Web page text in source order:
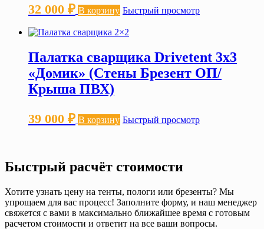
32 000 ₽ В корзину Быстрый просмотр
Палатка сварщика Drivetent 3х3
«Домик» (Стены Брезент ОП/
Крыша ПВХ)
39 000 ₽ В корзину Быстрый просмотр
Быстрый расчёт стоимости
Хотите узнать цену на тенты, пологи или брезенты? Мы
упрощаем для вас процесс! Заполните форму, и наш менеджер
свяжется с вами в максимально ближайшее время с готовым
расчетом стоимости и ответит на все ваши вопросы.